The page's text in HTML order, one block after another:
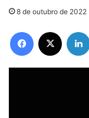
8 de outubro de 2022